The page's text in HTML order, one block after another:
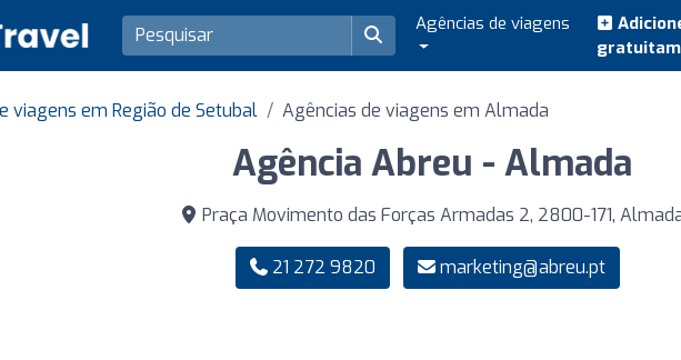
Agências de viagens
viagens em Região de Setubal Agências de viagens em Almada
Agência Abreu - Almada
Praça Movimento das Forças Armadas 2, 2800-171,
21 272 9820 marketing@abreu.pt